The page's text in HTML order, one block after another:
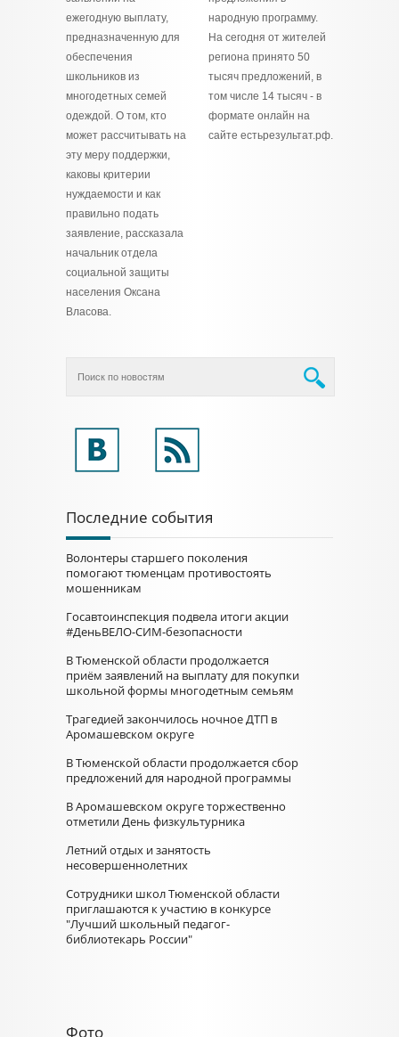
ежегодную выплату,
предназначенную для
обеспечения
школьников из
многодетных семей
одеждой. О том, кто
может рассчитывать на
эту меру поддержки,
каковы критерии
нуждаемости и как
правильно подать
заявление, рассказала
начальник отдела
социальной защиты
населения Оксана
Власова.
народную программу.
На сегодня от жителей
региона принято 50
тысяч предложений, в
том числе 14 тысяч - в
формате онлайн на
сайте естьрезультат.рф.
Последние события
Волонтеры старшего поколения
помогают тюменцам противостоять
мошенникам
Госавтоинспекция подвела итоги акции
#ДеньВЕЛО-СИМ-безопасности
В Тюменской области продолжается
приём заявлений на выплату для покупки
школьной формы многодетным семьям
Трагедией закончилось ночное ДТП в
Аромашевском округе
В Тюменской области продолжается сбор
предложений для народной программы
В Аромашевском округе торжественно
отметили День физкультурника
Летний отдых и занятость
несовершеннолетних
Сотрудники школ Тюменской области
приглашаются к участию в конкурсе
"Лучший школьный педагог-
библиотекарь России"
Фото